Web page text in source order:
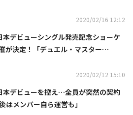
2020/02/16 12:12
本デビューシングル発売記念ショーケ
が決定！「デュエル・マスター
2020/02/12 15:10
本デビューを控え…全員が突然の契約
はメンバー自ら運営も」